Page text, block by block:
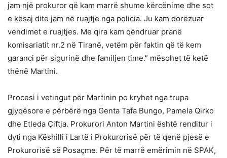
jam një prokuror që kam marrë shume kërcënime dhe sot
e kësaj dite jam në ruajtje nga policia. Ju kam dorëzuar
vendimet e ruajtjes. Me qira kam qëndruar pranë
komisariatit nr.2 në Tiranë, vetëm për faktin që të kem
garanci për sigurinë dhe familjen time.” mësohet të ketë
thënë Martini.
Procesi i vetingut për Martinin po kryhet nga trupa
gjyqësore e përbërë nga Genta Tafa Bungo, Pamela Qirko
dhe Etleda Çiftja. Prokurori Anton Martini është renditur i
dyti nga Këshilli i Lartë i Prokurorisë për të qenë pjesë e
Prokurorisë së Posaçme. Për të marrë emërimin në SPAK,